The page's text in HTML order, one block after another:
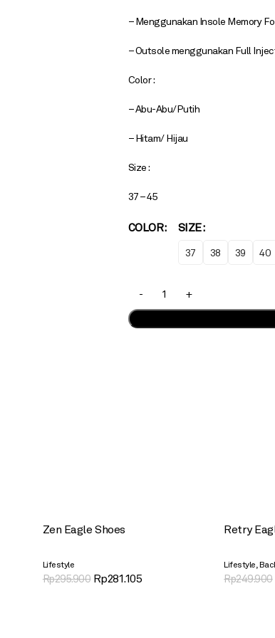
– Menggunakan Insole Memory
– Outsole menggunakan Full
Color :
– Abu-Abu/Putih
– Hitam/ Hijau
Size :
37 – 45
COLOR SIZE
37 38 39 40
Zen Eagle Shoes
Lifestyle
Rp295.900 Rp281.105
Retry
Lifestyle
Rp249.900